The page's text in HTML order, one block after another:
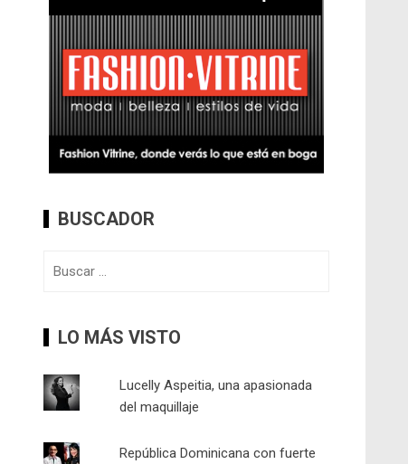
BUSCADOR
LO MÁS VISTO
Lucelly Aspeitia, una apasionada
del maquillaje
República Dominicana con fuerte